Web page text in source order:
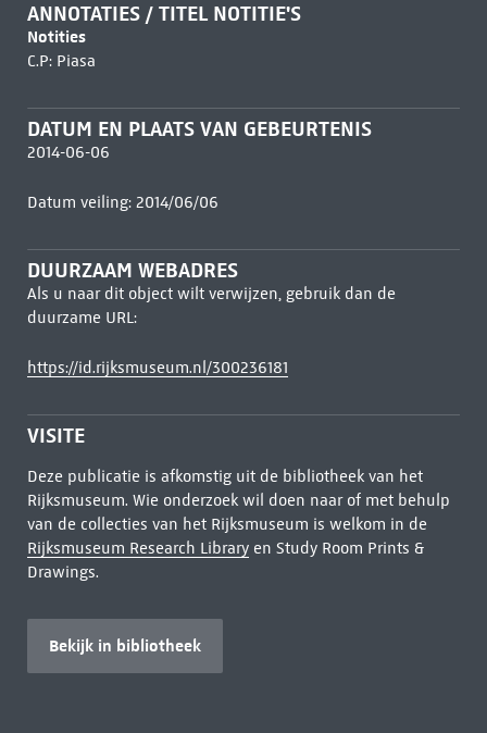
ANNOTATIES / TITEL NOTITIE'S
Notities
C.P: Piasa
DATUM EN PLAATS VAN GEBEURTENIS
2014-06-06
Datum veiling: 2014/06/06
DUURZAAM WEBADRES
Als u naar dit object wilt verwijzen, gebruik dan de
duurzame URL:
https://id.rijksmuseum.nl/300236181
VISITE
Deze publicatie is afkomstig uit de bibliotheek van het
Rijksmuseum. Wie onderzoek wil doen naar of met behulp
van de collecties van het Rijksmuseum is welkom in de
Rijksmuseum Research Libraryen Study Room Prints &
Drawings.
Bekijk in bibliotheek